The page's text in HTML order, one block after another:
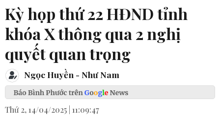
Kỳ họp thứ 22 HĐND tỉnh
khóa X thông qua 2 nghị
quyết quan trọng
Ngọc Huyền - Như Nam
Thứ 2, 14/04/2025 | 11:09:47